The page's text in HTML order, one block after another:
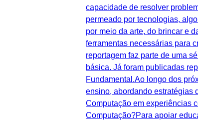
capacidade de resolver
permeado por tecnologias,
por meio da arte, do brincar e
ferramentas necessárias para
reportagem faz parte de uma
básica. Já foram publicadas
Fundamental.Ao longo dos
ensino, abordando estratégias
Computação em experiências
Computação?Para apoiar